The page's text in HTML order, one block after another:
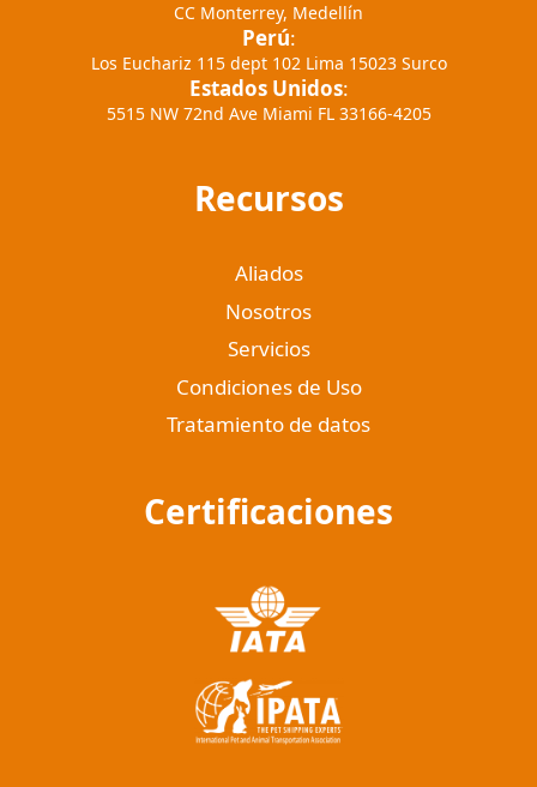
CC Monterrey, Medellín
Perú:
Los Euchariz 115 dept 102 Lima 15023 Surco
Estados Unidos:
5515 NW 72nd Ave Miami FL 33166-4205
Recursos
Aliados
Nosotros
Servicios
Condiciones de Uso
Tratamiento de datos
Certificaciones